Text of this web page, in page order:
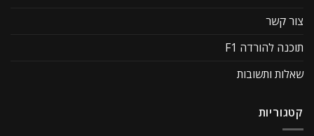
צור קשר
תוכנה להורדה F1
שאלות ותשובות
קטגוריות